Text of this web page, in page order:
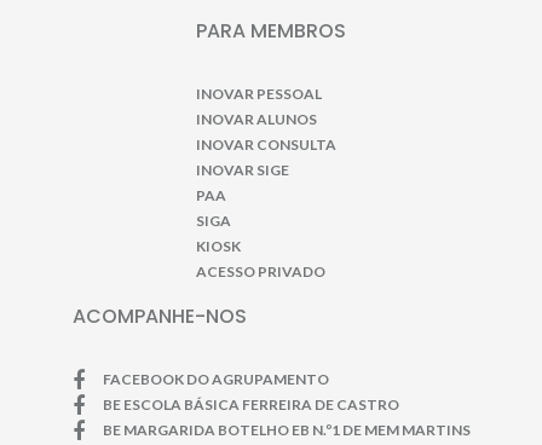
PARA MEMBROS
INOVAR PESSOAL
INOVAR ALUNOS
INOVAR CONSULTA
INOVAR SIGE
PAA
SIGA
KIOSK
ACESSO PRIVADO
ACOMPANHE-NOS
FACEBOOK DO AGRUPAMENTO
BE ESCOLA BÁSICA FERREIRA DE CASTRO
BE MARGARIDA BOTELHO EB N.º1 DE MEM MARTINS